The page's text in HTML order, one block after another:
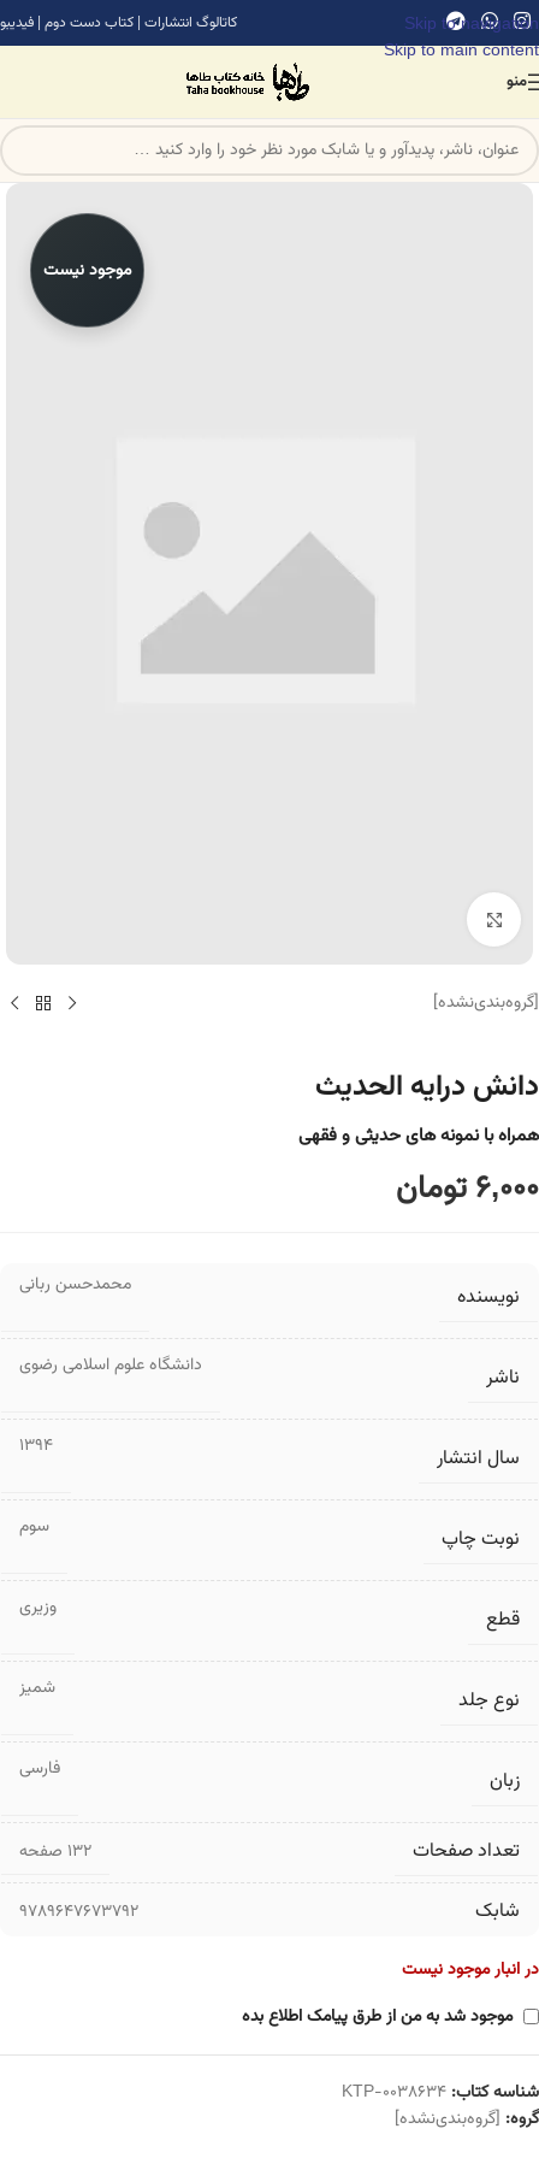
Skip to navigation
Skip to main content
کاتالوگ انتشارات | کتاب دست دوم | فیدیبو
منو
موجود نیست
برای بزرگنمایی کلیک کنید
[گروه‌بندی‌نشده]
دانش درایه الحدیث
همراه با نمونه های حدیثی و فقهی
6,000تومان
نویسنده محمدحسن ربانی
ناشر دانشگاه علوم اسلامی رضوی
سال انتشار 1394
نوبت چاپ سوم
قطع وزیری
نوع جلد شمیز
زبان فارسی
تعداد صفحات ۱۳۲ صفحه
شابک 9789647673792
در انبار موجود نیست
موجود شد به من از طرق پیامک اطلاع بده
شناسه کتاب: KTP-0038634
گروه: [گروه‌بندی‌نشده]